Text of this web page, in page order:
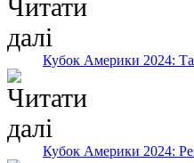
Кубок Америки 2024:
Кубок Америки 2024: